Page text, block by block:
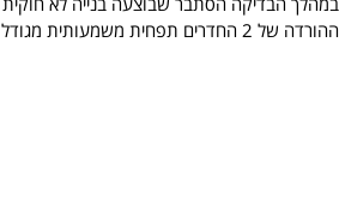
ההורדה של 2 החדרים תפחית משמעותית מגודל הנכס והערך שלו. מכאן הוא שאם המשקיע לא היה מזמין את השמאי הוא היה סופג נזק של מאות אלפי שקלים ומפח נפש לא נעים לחלוטין.